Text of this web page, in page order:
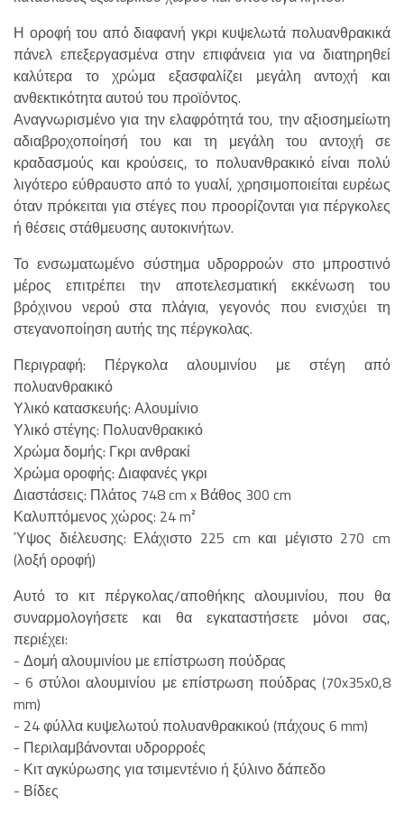
Η οροφή του από διαφανή γκρι κυψελωτά πολυανθρακικά
πάνελ επεξεργασμένα στην επιφάνεια για να διατηρηθεί
καλύτερα το χρώμα εξασφαλίζει μεγάλη αντοχή και
ανθεκτικότητα αυτού του προϊόντος.
Αναγνωρισμένο για την ελαφρότητά του, την αξιοσημείωτη
αδιαβροχοποίησή του και τη μεγάλη του αντοχή σε
κραδασμούς και κρούσεις, το πολυανθρακικό είναι πολύ
λιγότερο εύθραυστο από το γυαλί, χρησιμοποιείται ευρέως
όταν πρόκειται για στέγες που προορίζονται για πέργκολες
ή θέσεις στάθμευσης αυτοκινήτων.
Το ενσωματωμένο σύστημα υδρορροών στο μπροστινό
μέρος επιτρέπει την αποτελεσματική εκκένωση του
βρόχινου νερού στα πλάγια, γεγονός που ενισχύει τη
στεγανοποίηση αυτής της πέργκολας.
Περιγραφή: Πέργκολα αλουμινίου με στέγη από
πολυανθρακικό
Υλικό κατασκευής: Αλουμίνιο
Υλικό στέγης: Πολυανθρακικό
Χρώμα δομής: Γκρι ανθρακί
Χρώμα οροφής: Διαφανές γκρι
Διαστάσεις: Πλάτος 748 cm x Βάθος 300 cm
Καλυπτόμενος χώρος: 24 m²
Ύψος διέλευσης: Ελάχιστο 225 cm και μέγιστο 270 cm
(λοξή οροφή)
Αυτό το κιτ πέργκολας/αποθήκης αλουμινίου, που θα
συναρμολογήσετε και θα εγκαταστήσετε μόνοι σας,
περιέχει:
- Δομή αλουμινίου με επίστρωση πούδρας
- 6 στύλοι αλουμινίου με επίστρωση πούδρας (70x35x0,8
mm)
- 24 φύλλα κυψελωτού πολυανθρακικού (πάχους 6 mm)
- Περιλαμβάνονται υδρορροές
- Κιτ αγκύρωσης για τσιμεντένιο ή ξύλινο δάπεδο
- Βίδες